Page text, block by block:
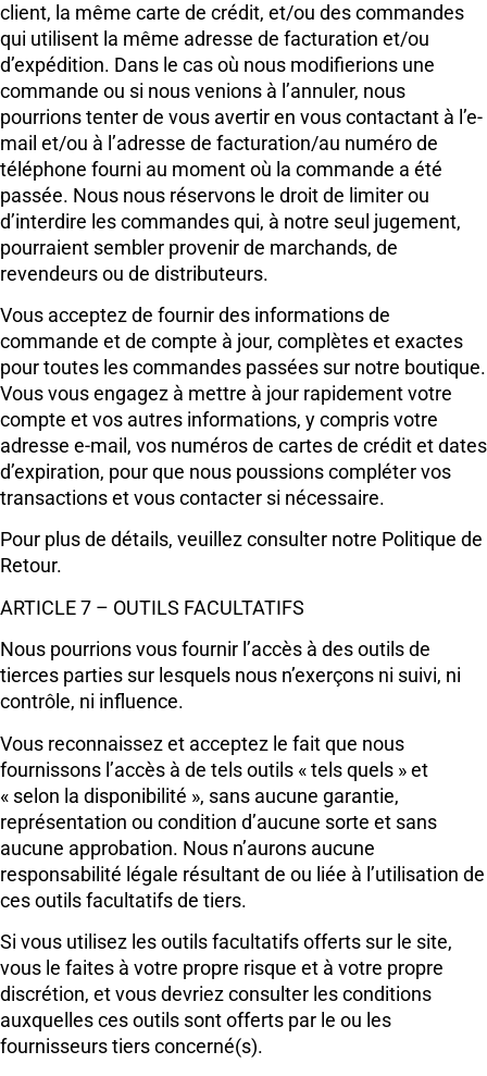
client, la même carte de crédit, et/ou des commandes
qui utilisent la même adresse de facturation et/ou
d’expédition. Dans le cas où nous modifierions une
commande ou si nous venions à l’annuler, nous
pourrions tenter de vous avertir en vous contactant à l’e-
mail et/ou à l’adresse de facturation/au numéro de
téléphone fourni au moment où la commande a été
passée. Nous nous réservons le droit de limiter ou
d’interdire les commandes qui, à notre seul jugement,
pourraient sembler provenir de marchands, de
revendeurs ou de distributeurs.
Vous acceptez de fournir des informations de
commande et de compte à jour, complètes et exactes
pour toutes les commandes passées sur notre boutique.
Vous vous engagez à mettre à jour rapidement votre
compte et vos autres informations, y compris votre
adresse e-mail, vos numéros de cartes de crédit et dates
d’expiration, pour que nous poussions compléter vos
transactions et vous contacter si nécessaire.
Pour plus de détails, veuillez consulter notre Politique de
Retour.
ARTICLE 7 – OUTILS FACULTATIFS
Nous pourrions vous fournir l’accès à des outils de
tierces parties sur lesquels nous n’exerçons ni suivi, ni
contrôle, ni influence.
Vous reconnaissez et acceptez le fait que nous
fournissons l’accès à de tels outils « tels quels » et
« selon la disponibilité », sans aucune garantie,
représentation ou condition d’aucune sorte et sans
aucune approbation. Nous n’aurons aucune
responsabilité légale résultant de ou liée à l’utilisation de
ces outils facultatifs de tiers.
Si vous utilisez les outils facultatifs offerts sur le site,
vous le faites à votre propre risque et à votre propre
discrétion, et vous devriez consulter les conditions
auxquelles ces outils sont offerts par le ou les
fournisseurs tiers concerné(s).